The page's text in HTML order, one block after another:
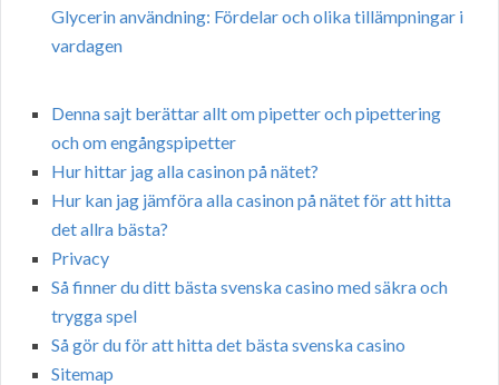
Glycerin användning: Fördelar och olika tillämpningar i
vardagen
Denna sajt berättar allt om pipetter och pipettering
och om engångspipetter
Hur hittar jag alla casinon på nätet?
Hur kan jag jämföra alla casinon på nätet för att hitta
det allra bästa?
Privacy
Så finner du ditt bästa svenska casino med säkra och
trygga spel
Så gör du för att hitta det bästa svenska casino
Sitemap